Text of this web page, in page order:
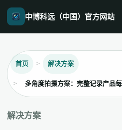
中博科远（中国）官方网站
首页 解决方案
多角度拍摄方案：完整记录产品
解决方案